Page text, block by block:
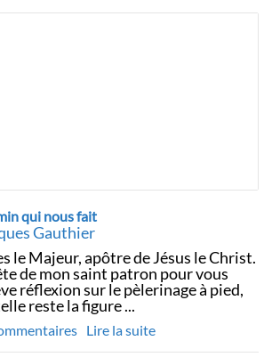
qui nous fait
Gauthier
le Majeur, apôtre de Jésus le Christ.
de mon saint patron pour vous
réflexion sur le pèlerinage à pied,
reste la figure ...
Lire la suite